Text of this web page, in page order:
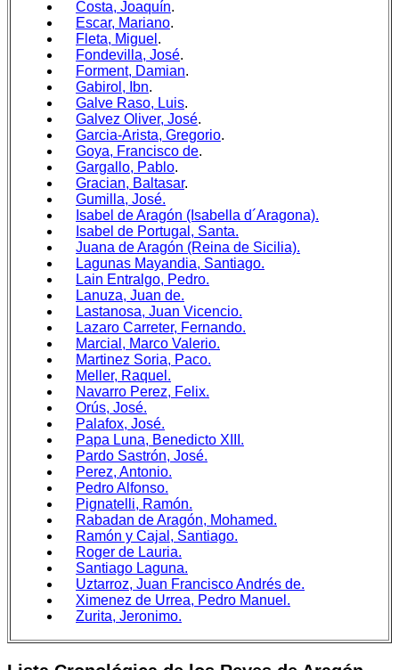
Costa, Joaquín.
Escar, Mariano.
Fleta, Miguel .
Fondevilla, José.
Forment, Damian.
Gabirol, Ibn.
Galve Raso, Luis.
Galvez Oliver, José.
Garcia-Arista, Gregorio.
Goya, Francisco de.
Gargallo, Pablo.
Gracian, Baltasar.
Gumilla, José.
Isabel de Aragón (Isabella d´Aragona).
Isabel de Portugal, Santa.
Juana de Aragón (Reina de Sicilia).
Lagunas Mayandia, Santiago.
Lain Entralgo, Pedro.
Lanuza, Juan de.
Lastanosa, Juan Vicencio.
Lazaro Carreter, Fernando.
Marcial, Marco Valerio.
Martinez Soria, Paco.
Meller, Raquel.
Navarro Perez, Felix.
Orús, José.
Palafox, José.
Papa Luna, Benedicto XIII.
Pardo Sastrón, José.
Perez, Antonio.
Pedro Alfonso.
Pignatelli, Ramón.
Rabadan de Aragón, Mohamed.
Ramón y Cajal, Santiago.
Roger de Lauria.
Santiago Laguna.
Uztarroz, Juan Francisco Andrés de.
Ximenez de Urrea, Pedro Manuel.
Zurita, Jeronimo.